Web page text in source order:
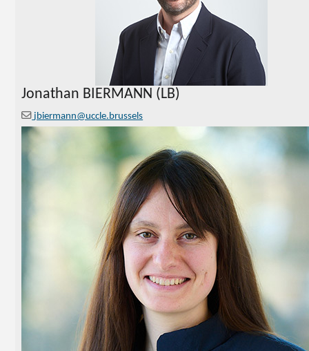
Jonathan BIERMANN (LB)
jbiermann@uccle.brussels